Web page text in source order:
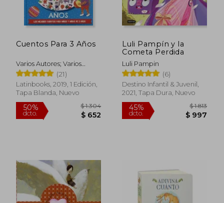
15%
dcto. $ 638
45%
dcto.
Cuentos Para 3 Años
Varios Autores; Varios
Autores
(21)
Latinbooks, 2019, 1 Edición,
Tapa Blanda, Nuevo
Luli Pampín y la
Cometa Perdida
Luli Pampin
(6)
Destino Infantil & Juvenil,
2021, Tapa Dura, Nuevo